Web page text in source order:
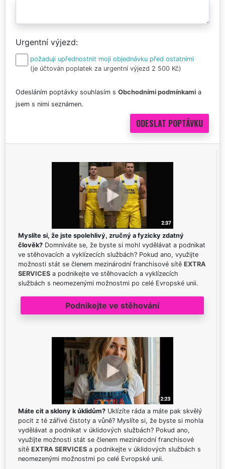
Urgentní výjezd
požaduji upřednostnit moji objednávku před ostatními
(je účtován poplatek za urgentní výjezd 2 500 Kč)
Odesláním poptávky souhlasím s Obchodními podmínkami a
jsem s nimi seznámen.
Myslíte si, že jste spolehlivý, zručný a fyzicky zdatný
člověk? Domníváte se, že byste si mohl vydělávat a podnikat
ve stěhovacích a vyklízecích službách? Pokud ano, využijte
možnosti stát se členem mezinárodní franchisové sítě EXTRA
SERVICES a podnikejte ve stěhovacích a vyklízecích
službách s neomezenými možnostmi po celé Evropské unii.
Podnikejte ve stěhování
Máte cit a sklony k úklidům? Uklízíte ráda a máte pak skvělý
pocit z té zářivé čistoty a vůně? Myslíte si, že byste si mohla
vydělávat a podnikat v úklidových službách? Pokud ano,
využijte možnosti stát se členem mezinárodní franchisové
sítě EXTRA SERVICES a podnikejte v úklidových službách s
neomezenými možnostmi po celé Evropské unii.